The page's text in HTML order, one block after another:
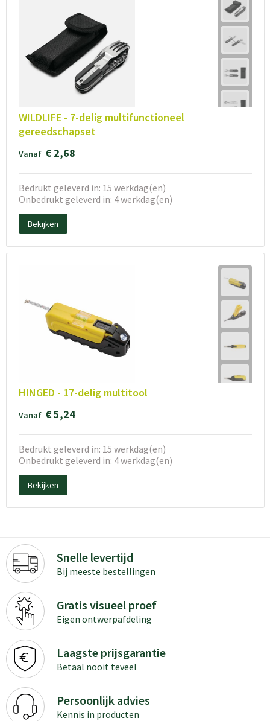
WILDLIFE - 7-delig multifunctioneel
gereedschapset
Vanaf € 2,68
Bedrukt geleverd in: 15 werkdag(en)
Onbedrukt geleverd in: 4 werkdag(en)
Bekijken
HINGED - 17-delig multitool
Vanaf € 5,24
Bedrukt geleverd in: 15 werkdag(en)
Onbedrukt geleverd in: 4 werkdag(en)
Bekijken
Snelle levertijd
Bij meeste bestellingen
Gratis visueel proef
Eigen ontwerpafdeling
Laagste prijsgarantie
Betaal nooit teveel
Persoonlijk advies
Kennis in producten